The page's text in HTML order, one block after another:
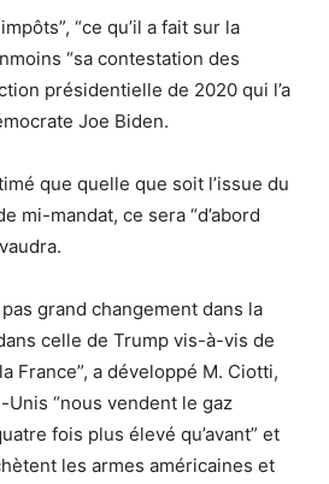
“ce qu’il a fait sur la
“sa contestation des
présidentielle de 2020 qui l’a
Joe Biden.
que quelle que soit l’issue du
mi-mandat, ce sera “d’abord
pas grand changement dans la
celle de Trump vis-à-vis de
France”, a développé M. Ciotti,
“nous vendent le gaz
fois plus élevé qu’avant” et
les armes américaines et